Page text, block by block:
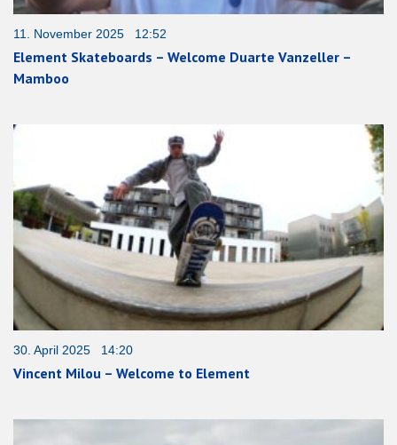
11. November 2025 12:52
Element Skateboards – Welcome Duarte Vanzeller –
Mamboo
30. April 2025 14:20
Vincent Milou – Welcome to Element